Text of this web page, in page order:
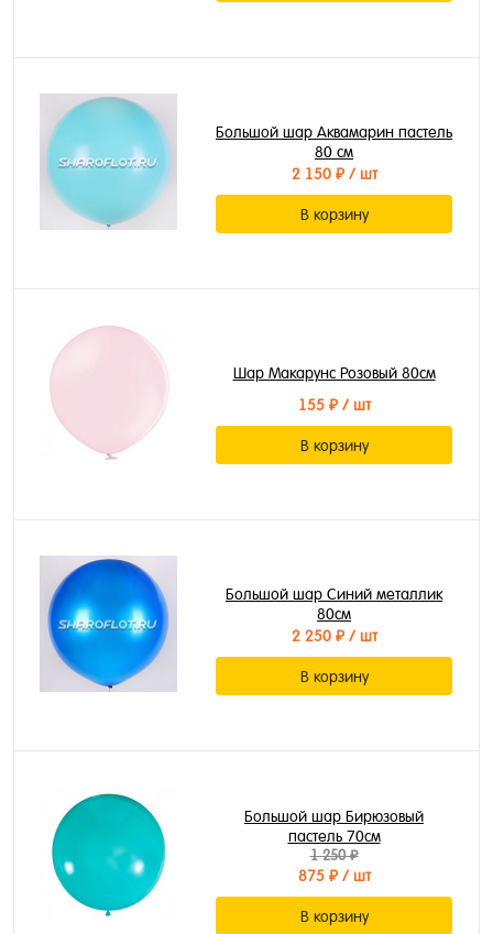
Большой шар Аквамарин пастель
80 см
2 150 ₽/ шт
В корзину
Шар Макарунс Розовый 80см
155 ₽/ шт
В корзину
Большой шар Синий металлик
80см
2 250 ₽/ шт
В корзину
Большой шар Бирюзовый
пастель 70см
1 250 ₽
875 ₽/ шт
В корзину